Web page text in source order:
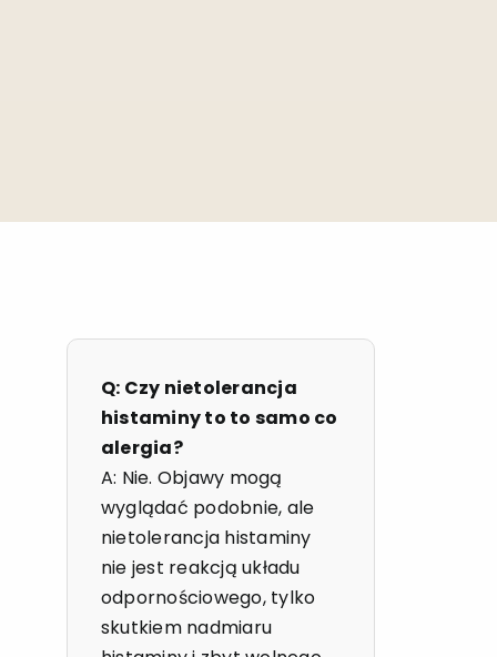
Q: Czy nietolerancja
histaminy to to samo co
alergia?
A: Nie. Objawy mogą
wyglądać podobnie, ale
nietolerancja histaminy
nie jest reakcją układu
odpornościowego, tylko
skutkiem nadmiaru